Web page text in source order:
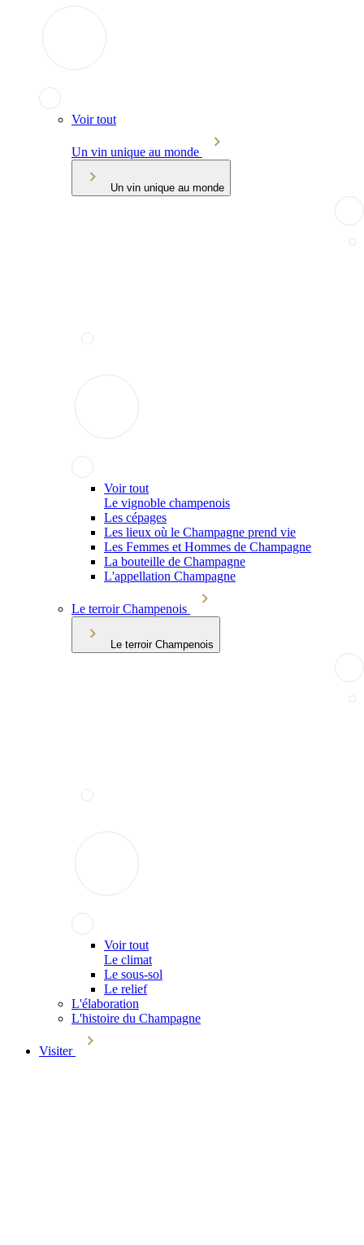
Voir tout
Un vin unique au monde
Un vin unique au monde
Voir tout
Le vignoble champenois
Les cépages
Les lieux où le Champagne prend vie
Les Femmes et Hommes de Champagne
La bouteille de Champagne
L'appellation Champagne
Le terroir Champenois
Le terroir Champenois
Voir tout
Le climat
Le sous-sol
Le relief
L'élaboration
L'histoire du Champagne
Visiter